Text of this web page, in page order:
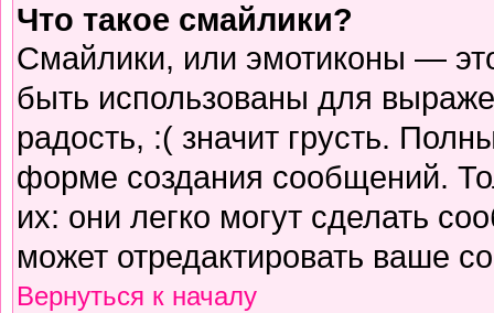
Что такое смайлики?
Смайлики, или эмотиконы —
быть использованы для
радость, :( значит грусть.
форме создания сообщений.
их: они легко могут сделать
может отредактировать ваше
Вернуться к началу